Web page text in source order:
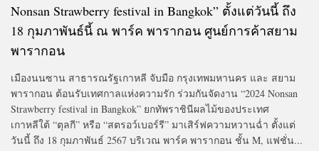
Nonsan Strawberry festival in Bangkok” ตั้งแต่วันนี้ ถึง
18 กุมภาพันธ์นี้ ณ พาร์ค พารากอน ศูนย์การค้าสยาม
พารากอน
เมืองนนซาน สาธารณรัฐเกาหลี จับมือ กรุงเทพมหานคร และ สยาม
พารากอน ต้อนรับเทศกาลแห่งความรัก ร่วมกันจัดงาน “2024 Nonsan
Strawberry festival in Bangkok” ยกทัพราชินีผลไม้ของประเทศ
เกาหลีใต้ “ตุลกี” หรือ “สตรอว์เบอร์รี” มาเสิร์ฟความหวานฉ่ำ ตั้งแต่
วันนี้ ถึง 18 กุมภาพันธ์ 2567 บริเวณ พาร์ค พารากอน ชั้น M, แฟชั่น...